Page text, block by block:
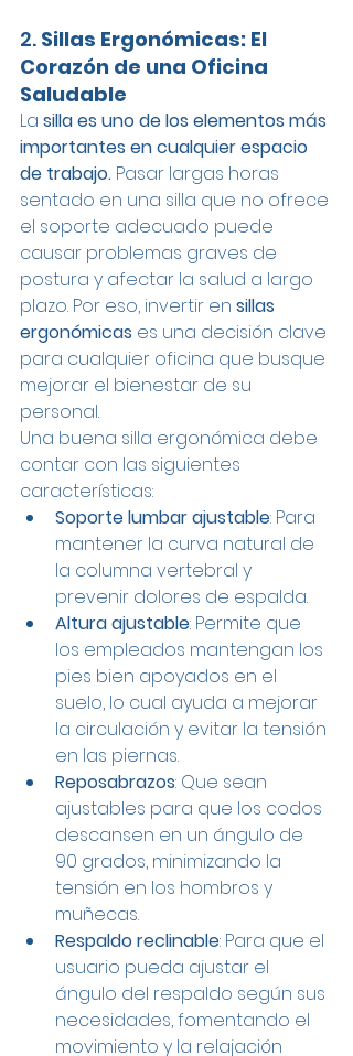
2. Sillas Ergonómicas: El
Corazón de una Oficina
Saludable
La silla es uno de los elementos más
importantes en cualquier espacio
de trabajo. Pasar largas horas
sentado en una silla que no ofrece
el soporte adecuado puede
causar problemas graves de
postura y afectar la salud a largo
plazo. Por eso, invertir en sillas
ergonómicas es una decisión clave
para cualquier oficina que busque
mejorar el bienestar de su
personal.
Una buena silla ergonómica debe
contar con las siguientes
características:
Soporte lumbar ajustable: Para
mantener la curva natural de
la columna vertebral y
prevenir dolores de espalda.
Altura ajustable: Permite que
los empleados mantengan los
pies bien apoyados en el
suelo, lo cual ayuda a mejorar
la circulación y evitar la tensión
en las piernas.
Reposabrazos: Que sean
ajustables para que los codos
descansen en un ángulo de
90 grados, minimizando la
tensión en los hombros y
muñecas.
Respaldo reclinable: Para que el
usuario pueda ajustar el
ángulo del respaldo según sus
necesidades, fomentando el
movimiento y la relajación